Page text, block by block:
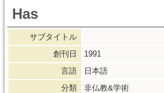
Has
サブタイトル
創刊日
1991
言語
日本語
分類
非仏教&学術